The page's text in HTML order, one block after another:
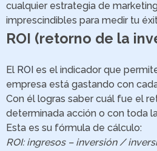
cualquier estrategia de
imprescindibles para medir tu
ROI (retorno de la
El ROI es el indicador que
empresa está gastando con
Con él logras saber cuál fue el
determinada acción o con toda
Esta es su fórmula de cálculo:
ROI: ingresos – inversión /